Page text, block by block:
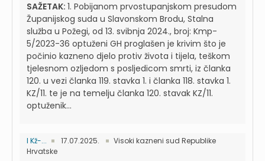
SAŽETAK: 1. Pobijanom prvostupanjskom presudom
Županijskog suda u Slavonskom Brodu, Stalna
služba u Požegi, od 13. svibnja 2024., broj: Kmp-
5/2023-36 optuženi GH proglašen je krivim što je
počinio kazneno djelo protiv života i tijela, teškom
tjelesnom ozljedom s posljedicom smrti, iz članka
120. u vezi članka 119. stavka 1. i članka 118. stavka 1.
KZ/11. te je na temelju članka 120. stavak KZ/11.
optuženik...
I Kž-... 17.07.2025.
Visoki kazneni sud Republike
Hrvatske